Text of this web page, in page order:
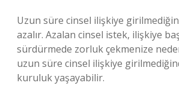
Uzun süre cinsel ilişkiye
azalır. Azalan cinsel istek, ilişkiye
sürdürmede zorluk çekmenize
uzun süre cinsel ilişkiye
kuruluk yaşayabilir.